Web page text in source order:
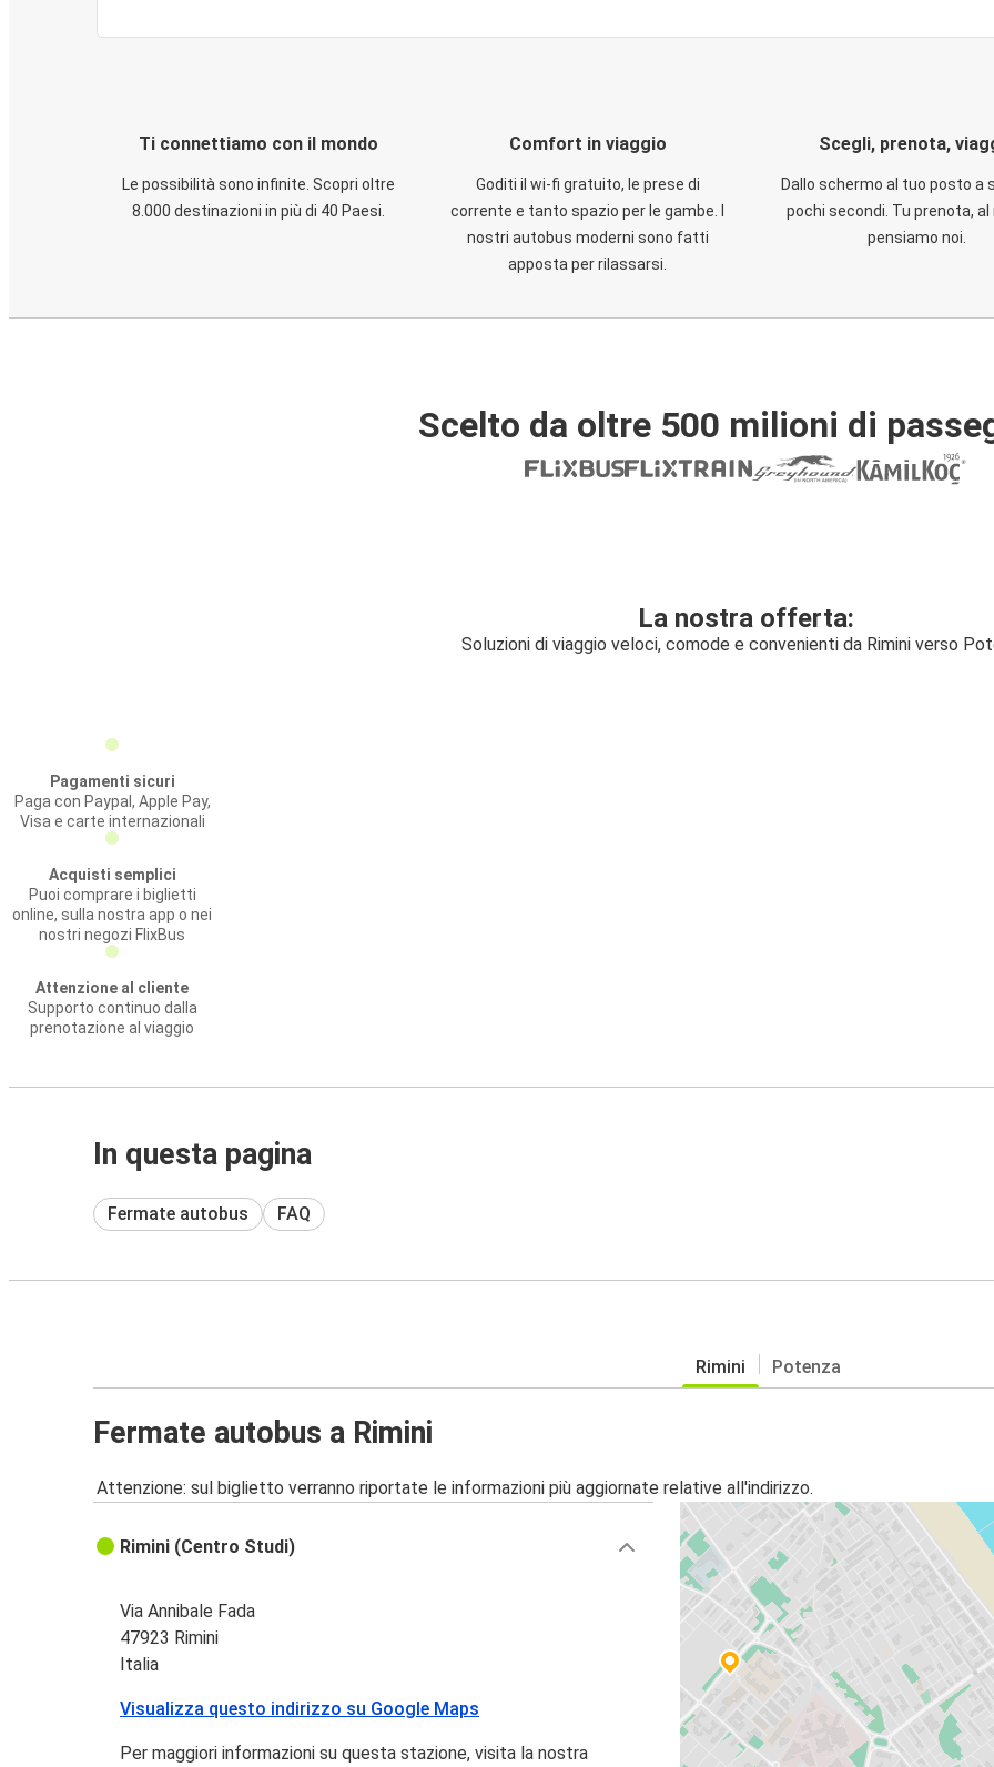
Ti connettiamo con il mondo
Le possibilità sono infinite. Scopri oltre
8.000 destinazioni in più di 40 Paesi.
Comfort in viaggio
Goditi il wi-fi gratuito, le prese di
corrente e tanto spazio per le gambe. I
nostri autobus moderni sono fatti
apposta per rilassarsi.
Scegli, prenota,
Dallo schermo al tuo posto a
pochi secondi. Tu prenota,
pensiamo noi.
Scelto da oltre 500 milioni di
La nostra offerta:
Soluzioni di viaggio veloci, comode e convenienti da Rimini verso
Pagamenti sicuri
Paga con Paypal, Apple Pay,
Visa e carte internazionali
Acquisti semplici
Puoi comprare i biglietti
online, sulla nostra app o nei
nostri negozi FlixBus
Attenzione al cliente
Supporto continuo dalla
prenotazione al viaggio
In questa pagina
Fermate autobus FAQ
Rimini Potenza
Fermate autobus a Rimini
Attenzione: sul biglietto verranno riportate le informazioni più aggiornate relative all'indirizzo.
Rimini (Centro Studi)
Via Annibale Fada
47923 Rimini
Italia
Visualizza questo indirizzo su Google Maps
Per maggiori informazioni su questa stazione, visita la nostra